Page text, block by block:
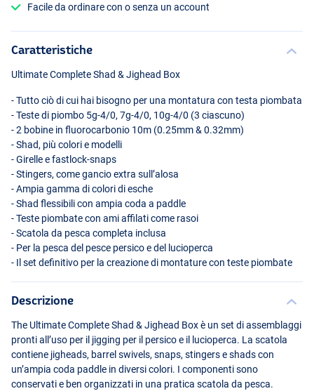
Facile da ordinare con o senza un account
Caratteristiche
Ultimate Complete Shad & Jighead Box
- Tutto ciò di cui hai bisogno per una montatura con testa piombata
- Teste di piombo 5g-4/0, 7g-4/0, 10g-4/0 (3 ciascuno)
- 2 bobine in fluorocarbonio 10m (0.25mm & 0.32mm)
- Shad, più colori e modelli
- Girelle e fastlock-snaps
- Stingers, come gancio extra sull’alosa
- Ampia gamma di colori di esche
- Shad flessibili con ampia coda a paddle
- Teste piombate con ami affilati come rasoi
- Scatola da pesca completa inclusa
- Per la pesca del pesce persico e del lucioperca
- Il set definitivo per la creazione di montature con teste piombate
Descrizione
The Ultimate Complete Shad & Jighead Box è un set di assemblaggi
pronti all’uso per il jigging per il persico e il lucioperca. La scatola
contiene jigheads, barrel swivels, snaps, stingers e shads con
un’ampia coda paddle in diversi colori. I componenti sono
conservati e ben organizzati in una pratica scatola da pesca.